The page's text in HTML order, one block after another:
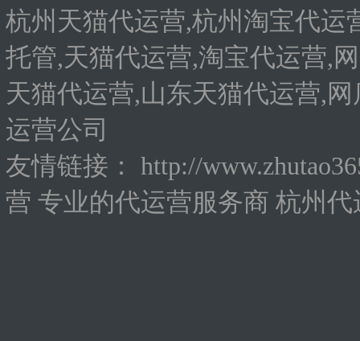
杭州天猫代运营,杭州淘宝代运
托管,天猫代运营,淘宝代运营,
天猫代运营,山东天猫代运营,
运营公司
友情链接：
http://
营 专业的代运营服务商 杭州代